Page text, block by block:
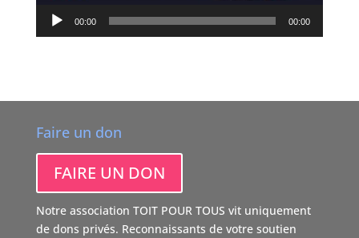
00:00 00:00
Faire un don
FAIRE UN DON
Notre association TOIT POUR TOUS vit uniquement
de dons privés. Reconnaissants de votre soutien